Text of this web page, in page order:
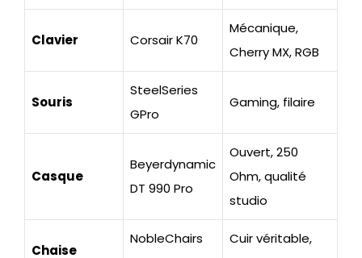
Clavier Corsair K70
Mécanique,
Cherry MX, RGB
Souris
SteelSeries
GPro
Gaming, filaire
Casque
Beyerdynamic
DT 990 Pro
Ouvert, 250
Ohm, qualité
studio
Chaise
NobleChairs
Cuir véritable,